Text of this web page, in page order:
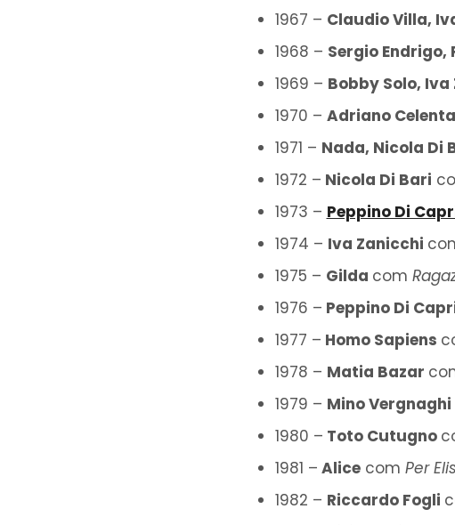
1967 – Claudio Villa,
1968 – Sergio
1969 – Bobby Solo,
1970 – Adriano
1971 – Nada, Nicola Di
1972 – Nicola Di Bari
1973 – Peppino Di
1974 – Iva Zanicchi
1975 – Gilda com
1976 – Peppino Di
1977 – Homo Sapiens
1978 – Matia Bazar
1979 – Mino Vergnaghi
1980 – Toto Cutugno
1981 – Alicecom Per
1982 – Riccardo Fogli